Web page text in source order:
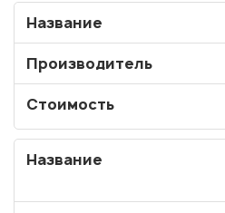
Название
Производитель
Стоимость
Название